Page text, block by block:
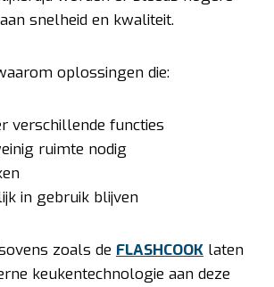
snelheid en kwaliteit.
oplossingen die:
verschillende functies
ruimte nodig
in gebruik blijven
zoals de FLASHCOOK laten
keukentechnologie aan deze